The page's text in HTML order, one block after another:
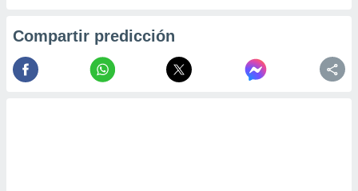
Compartir predicción